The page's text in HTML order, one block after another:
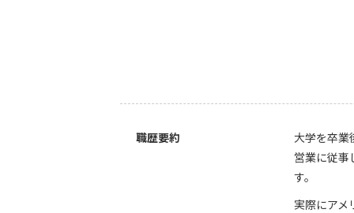
職歴要約
大学を卒業
営業に従事
す。
実際にアメ